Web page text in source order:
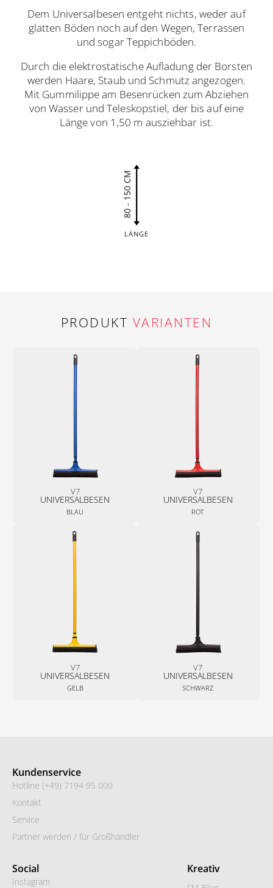
Dem Universalbesen entgeht nichts, weder auf
glatten Böden noch auf den Wegen, Terrassen
und sogar Teppichböden.
Durch die elektrostatische Aufladung der Borsten
werden Haare, Staub und Schmutz angezogen.
Mit Gummilippe am Besenrücken zum Abziehen
von Wasser und Teleskopstiel, der bis auf eine
Länge von 1,50 m ausziehbar ist.
80 - 150 CM
LÄNGE
PRODUKT VARIANTEN
V7
UNIVERSALBESEN
BLAU
V7
UNIVERSALBESEN
ROT
V7
UNIVERSALBESEN
GELB
V7
UNIVERSALBESEN
SCHWARZ
Kundenservice
Hotline (+49) 7194 95 000
Kontakt
Service
Partner werden / für Großhändler
Social
Instagram
Kreativ